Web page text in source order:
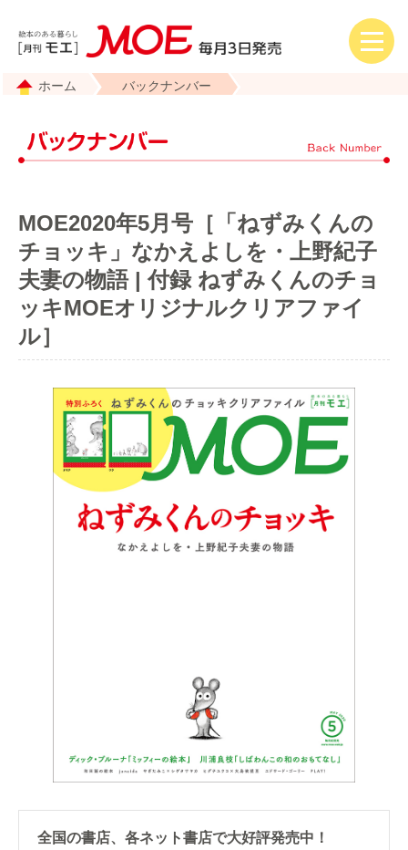
ホーム バックナンバー
MOE2020年5月号［「ねずみくんの
チョッキ」なかえよしを・上野紀子
夫妻の物語 | 付録 ねずみくんのチョ
ッキMOEオリジナルクリアファイ
ル］
全国の書店、各ネット書店で大好評発売中！